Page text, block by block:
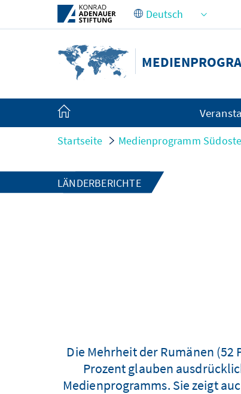
Zum Hauptinhalt springen
Startseite Medienprogramm
LÄNDERBERICHTE
Die Mehrheit der Rumänen
Prozent glauben
Medienprogramms. Sie zeigt